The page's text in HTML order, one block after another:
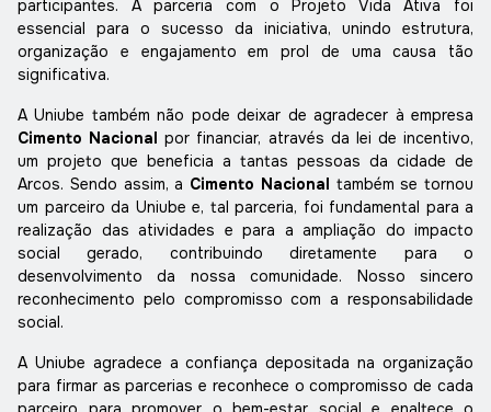
participantes. A parceria com o Projeto Vida Ativa foi
essencial para o sucesso da iniciativa, unindo estrutura,
organização e engajamento em prol de uma causa tão
significativa.
A Uniube também não pode deixar de agradecer à empresa
Cimento Nacional por financiar, através da lei de incentivo,
um projeto que beneficia a tantas pessoas da cidade de
Arcos. Sendo assim, a Cimento Nacional também se tornou
um parceiro da Uniube e, tal parceria, foi fundamental para a
realização das atividades e para a ampliação do impacto
social gerado, contribuindo diretamente para o
desenvolvimento da nossa comunidade. Nosso sincero
reconhecimento pelo compromisso com a responsabilidade
social.
A Uniube agradece a confiança depositada na organização
para firmar as parcerias e reconhece o compromisso de cada